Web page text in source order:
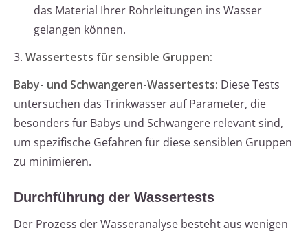
das Material Ihrer Rohrleitungen ins Wasser
gelangen können.
3. Wassertests für sensible Gruppen:
Baby- und Schwangeren-Wassertests: Diese Tests
untersuchen das Trinkwasser auf Parameter, die
besonders für Babys und Schwangere relevant sind,
um spezifische Gefahren für diese sensiblen Gruppen
zu minimieren.
Durchführung der Wassertests
Der Prozess der Wasseranalyse besteht aus wenigen